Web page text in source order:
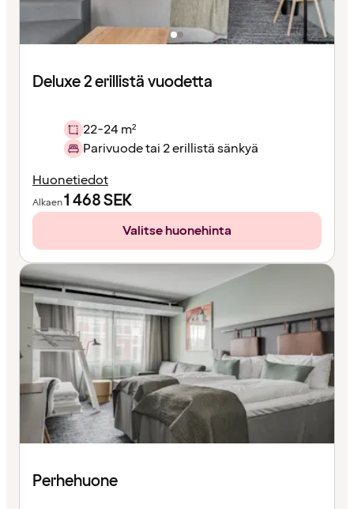
Deluxe 2 erillistä vuodetta
22-24 m²
Parivuode tai 2 erillistä sänkyä
Huonetiedot
Alkaen1 468SEK
Valitse huonehinta
Perhehuone